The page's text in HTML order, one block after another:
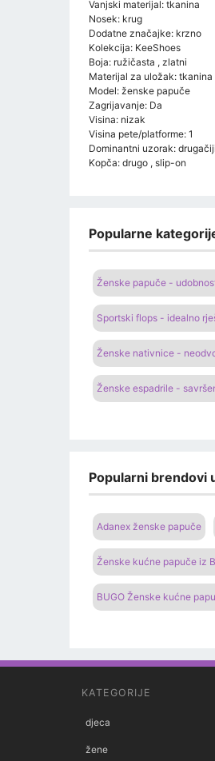
Vanjski materijal: tkanina
Nosek: krug
Dodatne značajke: krzno
Kolekcija: KeeShoes
Boja: ružičasta , zlatni
Materijal za uložak: tkanina
Model: ženske papuče
Zagrijavanje: Da
Visina: nizak
Visina pete/platforme: 1
Dominantni uzorak:
Kopča: drugo , slip-on
Popularne
Ženske papuče -
Sportski flops - idealno
Ženske nativnice -
Ženske espadrile -
Popularni brendovi
Adanex ženske papuče
Ženske kućne papuče iz
BUGO Ženske kućne
KATEGORIJE
djeca
žene